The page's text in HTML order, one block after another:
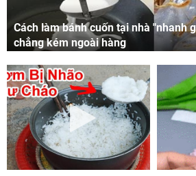
Cách làm bánh cuốn tại nhà "nhanh
chẳng kém ngoài hàng